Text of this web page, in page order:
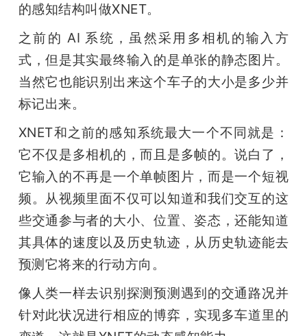
的感知结构叫做XNET。
之前的 AI 系统，虽然采用多相机的输入方
式，但是其实最终输入的是单张的静态图片。
当然它也能识别出来这个车子的大小是多少并
标记出来。
XNET和之前的感知系统最大一个不同就是：
它不仅是多相机的，而且是多帧的。说白了，
它输入的不再是一个单帧图片，而是一个短视
频。从视频里面不仅可以知道和我们交互的这
些交通参与者的大小、位置、姿态，还能知道
其具体的速度以及历史轨迹，从历史轨迹能去
预测它将来的行动方向。
像人类一样去识别探测预测遇到的交通路况并
针对此状况进行相应的博弈，实现多车道里的